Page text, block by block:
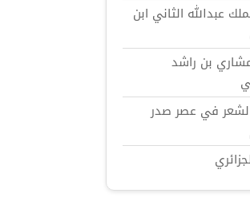
عبدالله الثاني ابن
بن راشد
في عصر صدر